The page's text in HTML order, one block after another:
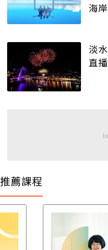
海
淡
直
推薦課程